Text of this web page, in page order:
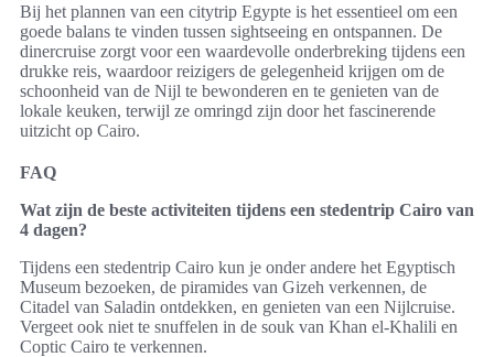
Bij het plannen van een citytrip Egypte is het essentieel om een
goede balans te vinden tussen sightseeing en ontspannen. De
dinercruise zorgt voor een waardevolle onderbreking tijdens een
drukke reis, waardoor reizigers de gelegenheid krijgen om de
schoonheid van de Nijl te bewonderen en te genieten van de
lokale keuken, terwijl ze omringd zijn door het fascinerende
uitzicht op Cairo.
FAQ
Wat zijn de beste activiteiten tijdens een stedentrip Cairo van
4 dagen?
Tijdens een stedentrip Cairo kun je onder andere het Egyptisch
Museum bezoeken, de piramides van Gizeh verkennen, de
Citadel van Saladin ontdekken, en genieten van een Nijlcruise.
Vergeet ook niet te snuffelen in de souk van Khan el-Khalili en
Coptic Cairo te verkennen.